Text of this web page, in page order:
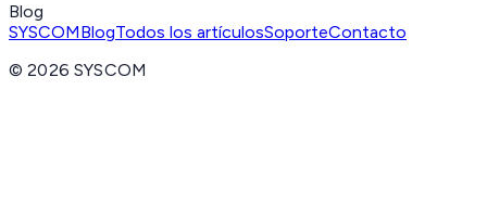
Blog
SYSCOMBlogTodos los artículosSoporteContacto
©2026 SYSCOM